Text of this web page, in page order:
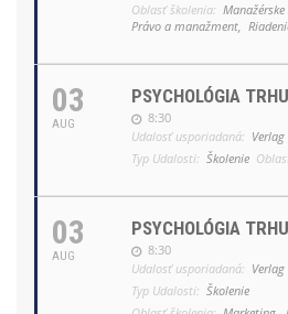
Oblasť školenia:
Právo a manažment,
03
AUG
PSYCHOLÓGIA
8:30
Udalosť usporiadaná:
Typ Udalosti: Školenie
03
AUG
PSYCHOLÓGIA
8:30
Udalosť usporiadaná:
Typ Udalosti: Školenie